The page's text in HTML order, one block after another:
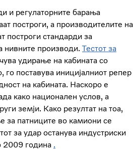
и регулаторните барања
построги, а производителите на
построги стандарди за
нивните производи.Тестот за
удирање на кабината со
поставува иницијалниот репер
на кабината. Наскоро е
како национален услов, а
земји. Како резултат на тоа,
за патниците во камиони се
за удар останува индустриски
2009 година .